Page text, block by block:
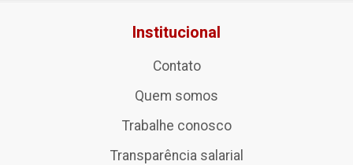
Institucional
Contato
Quem somos
Trabalhe conosco
Transparência salarial